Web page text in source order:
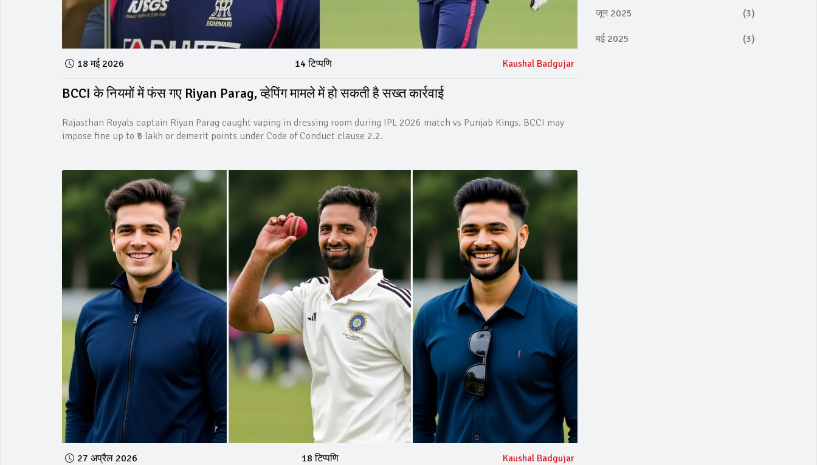
18 मई 2026 14 टिप्पणि Kaushal Badgujar
BCCI के नियमों में फंस गए Riyan Parag, व्हेपिंग मामले में हो सकती है सख्त कार्रवाई
Rajasthan Royals captain Riyan Parag caught vaping in dressing room during IPL 2026 match vs Punjab Kings. BCCI may
impose fine up to ₹5 lakh or demerit points under Code of Conduct clause 2.2.
27 अप्रैल 2026 18 टिप्पणि Kaushal Badgujar
जून 2025 (3)
मई 2025 (3)